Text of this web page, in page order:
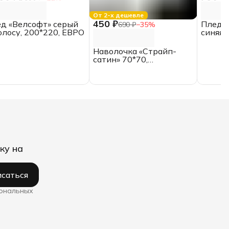
«Велсофт» серый
200*220, ЕВРО
От 2-х дешевле
450 ₽690 ₽−35%
Наволочка «Страйп-
сатин» 70*70,
Плед
синяя
на